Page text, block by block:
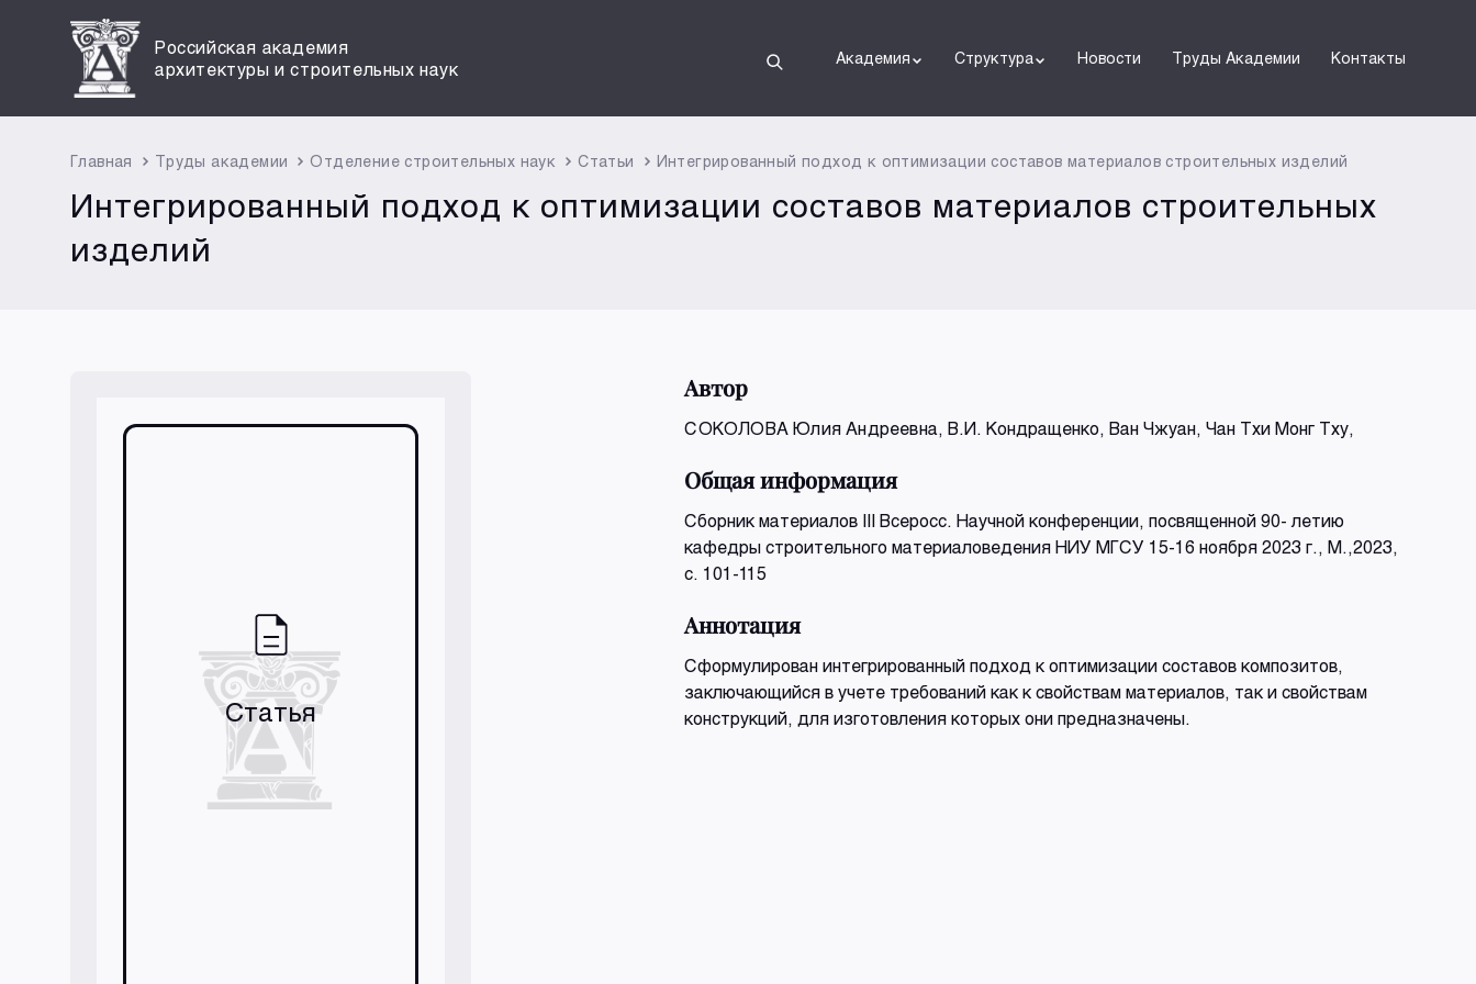
Российская академия
архитектуры и строительных наук
Академия Структура Новости Труды Академии Контакты
Главная Труды академии Отделение строительных наук Статьи Интегрированный подход к оптимизации составов материалов строительных изделий
Интегрированный подход к оптимизации составов материалов строительных
изделий
Статья
Автор
СОКОЛОВА Юлия Андреевна, В.И. Кондращенко, Ван Чжуан, Чан Тхи Монг Тху,
Общая информация
Сборник материалов III Всеросс. Научной конференции, посвященной 90- летию
кафедры строительного материаловедения НИУ МГСУ 15-16 ноября 2023 г., М.,2023,
с. 101-115
Аннотация
Сформулирован интегрированный подход к оптимизации составов композитов,
заключающийся в учете требований как к свойствам материалов, так и свойствам
конструкций, для изготовления которых они предназначены.